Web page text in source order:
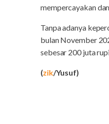
mempercayakan
Tanpa adanya
bulan November
sebesar 200 juta
(zik/Yusuf)